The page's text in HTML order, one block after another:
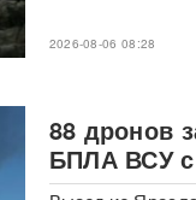
2026-08-06 08:28
88 дронов
БПЛА ВСУ